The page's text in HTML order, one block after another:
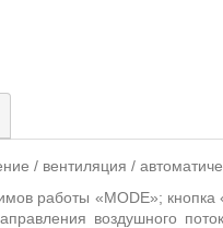
/ вентиляция /
работы «MODE»; кнопка
воздушного